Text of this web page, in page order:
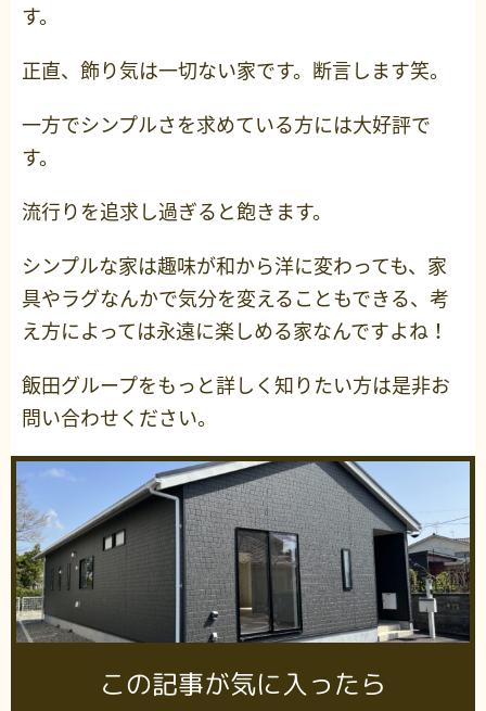
す。
正直、飾り気は一切ない家です。断言します笑。
一方でシンプルさを求めている方には大好評で
す。
流行りを追求し過ぎると飽きます。
シンプルな家は趣味が和から洋に変わっても、家
具やラグなんかで気分を変えることもできる、考
え方によっては永遠に楽しめる家なんですよね！
飯田グループをもっと詳しく知りたい方は是非お
問い合わせください。
この記事が気に入ったら